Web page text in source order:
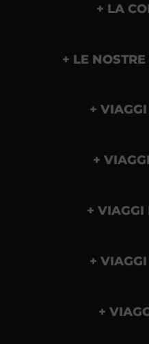
LA
LE
VIAGGI